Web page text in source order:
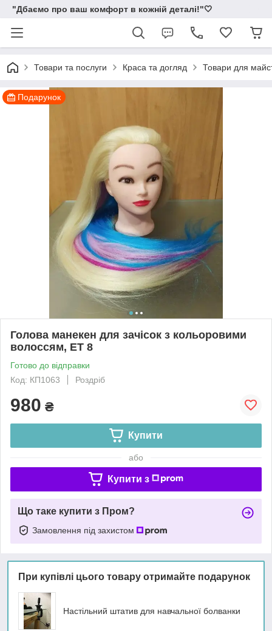
"Дбаємо про ваш комфорт в кожній деталі!"🤍
Товари та послуги Краса та догляд Товари для
Подарунок
Голова манекен для зачісок з кольоровими
волоссям, ET 8
Готово до відправки
Код: КП1063
Роздріб
980 ₴
Купити
або
Купити з
Що таке купити з Пром?
Замовлення під захистом
При купівлі цього товару отримайте подарунок
Настільний штатив для навчальної болванки